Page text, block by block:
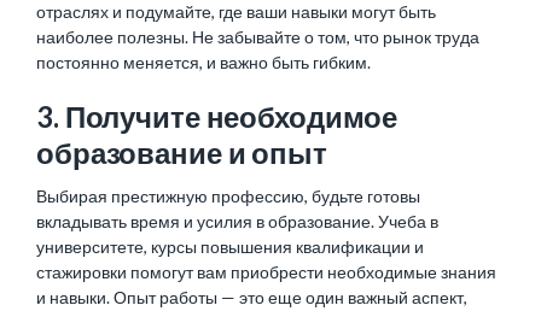
отраслях и подумайте, где ваши навыки могут быть
наиболее полезны. Не забывайте о том, что рынок труда
постоянно меняется, и важно быть гибким.
3. Получите необходимое
образование и опыт
Выбирая престижную профессию, будьте готовы
вкладывать время и усилия в образование. Учеба в
университете, курсы повышения квалификации и
стажировки помогут вам приобрести необходимые знания
и навыки. Опыт работы — это еще один важный аспект,